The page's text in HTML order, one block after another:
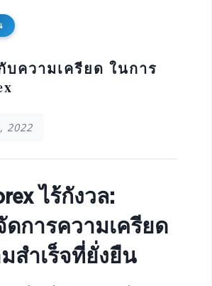
บความเครียด ในการ
2022
ไร้กังวล:
การความเครียด
สำเร็จที่ยั่งยืน